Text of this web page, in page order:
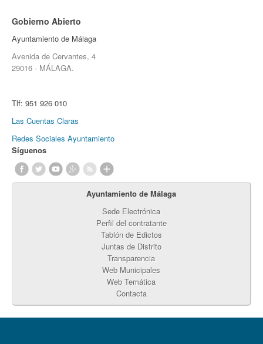
Gobierno Abierto
Ayuntamiento de Málaga
Avenida de Cervantes, 4
29016 - MÁLAGA.
Tlf: 951 926 010
Las Cuentas Claras
Redes Sociales Ayuntamiento
Síguenos
Ayuntamiento de Málaga
Sede Electrónica
Perfil del contratante
Tablón de Edictos
Juntas de Distrito
Transparencia
Web Municipales
Web Temática
Contacta